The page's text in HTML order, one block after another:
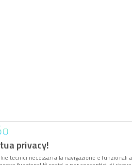
privacy!
tecnici necessari alla navigazione e